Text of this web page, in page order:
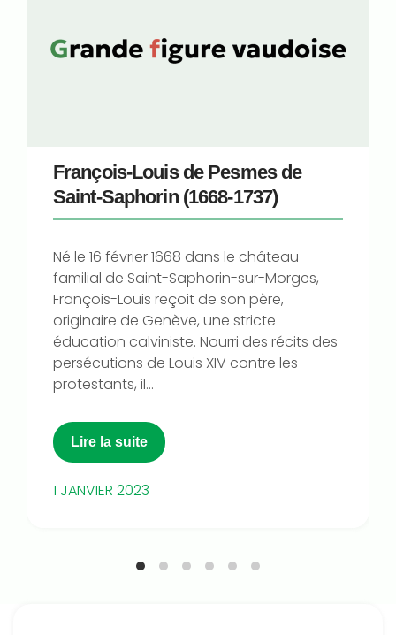
François-Louis de Pesmes de
Saint-Saphorin (1668-1737)
Né le 16 février 1668 dans le château
familial de Saint-Saphorin-sur-Morges,
François-Louis reçoit de son père,
originaire de Genève, une stricte
éducation calviniste. Nourri des récits des
persécutions de Louis XIV contre les
protestants, il...
Lire la suite
1 JANVIER 2023